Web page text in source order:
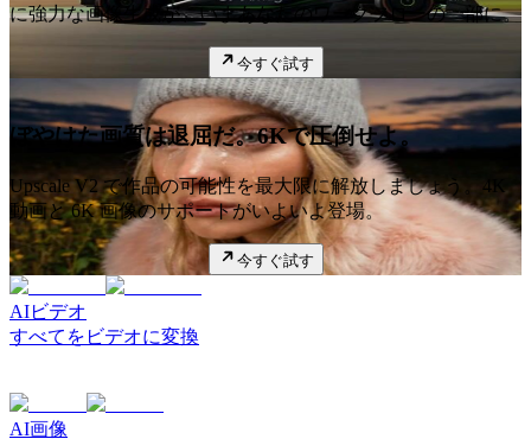
に強力な画像生成が、いまあなたのワークフローの一部に。
今すぐ試す
ぼやけた画質は退屈だ。6Kで圧倒せよ。
Upscale V2 で作品の可能性を最大限に解放しましょう。4K
動画と 6K 画像のサポートがいよいよ登場。
今すぐ試す
AIビデオ
すべてをビデオに変換
AI画像